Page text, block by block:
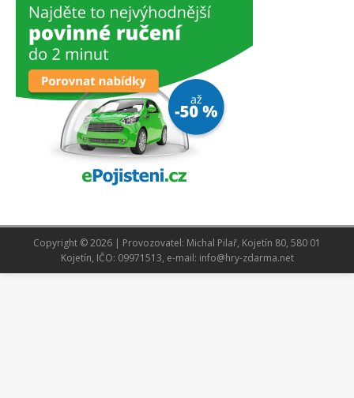
Copyright © 2026 | Provozovatel: Michal Pilař, Kojetín 80, 580 01
Kojetín, IČO: 09971513, e-mail: info@hry-zdarma.net